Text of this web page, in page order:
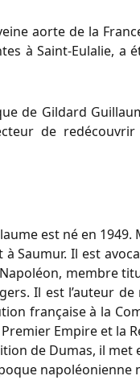
aorte de la
à Saint-Eulalie,
de Gildard
de
est né en
à Saumur. Il est
membre
Il est l’auteur
française à la
Empire et la
de Dumas, il met